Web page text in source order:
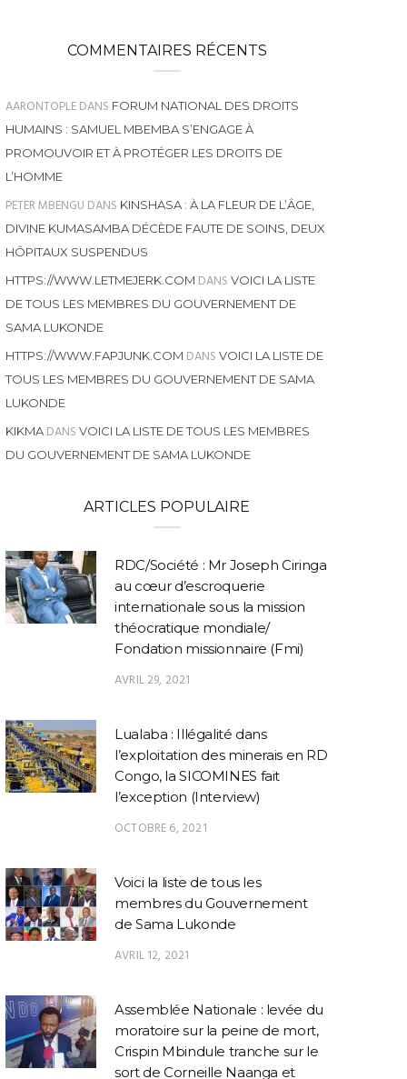
COMMENTAIRES RÉCENTS
AARONTOPLEDANS FORUM NATIONAL DES DROITS
HUMAINS : SAMUEL MBEMBA S’ENGAGE À
PROMOUVOIR ET À PROTÉGER LES DROITS DE
L’HOMME
PETER MBENGU DANS KINSHASA : À LA FLEUR DE L’ÂGE,
DIVINE KUMASAMBA DÉCÈDE FAUTE DE SOINS, DEUX
HÔPITAUX SUSPENDUS
HTTPS://WWW.LETMEJERK.COM DANS VOICI LA LISTE
DE TOUS LES MEMBRES DU GOUVERNEMENT DE
SAMA LUKONDE
HTTPS://WWW.FAPJUNK.COM DANS VOICI LA LISTE DE
TOUS LES MEMBRES DU GOUVERNEMENT DE SAMA
LUKONDE
KIKMA DANS VOICI LA LISTE DE TOUS LES MEMBRES
DU GOUVERNEMENT DE SAMA LUKONDE
ARTICLES POPULAIRE
RDC/Société : Mr Joseph Ciringa
au cœur d’escroquerie
internationale sous la mission
théocratique mondiale/
Fondation missionnaire (Fmi)
AVRIL 29, 2021
Lualaba : Illégalité dans
l’exploitation des minerais en RD
Congo, la SICOMINES fait
l’exception (Interview)
OCTOBRE 6, 2021
Voici la liste de tous les
membres du Gouvernement
de Sama Lukonde
AVRIL 12, 2021
Assemblée Nationale : levée du
moratoire sur la peine de mort,
Crispin Mbindule tranche sur le
sort de Corneille Naanga et